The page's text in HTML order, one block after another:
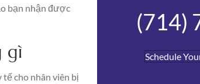
bạn nhận được
gì
cho nhân viên bị
(714)
Schedule